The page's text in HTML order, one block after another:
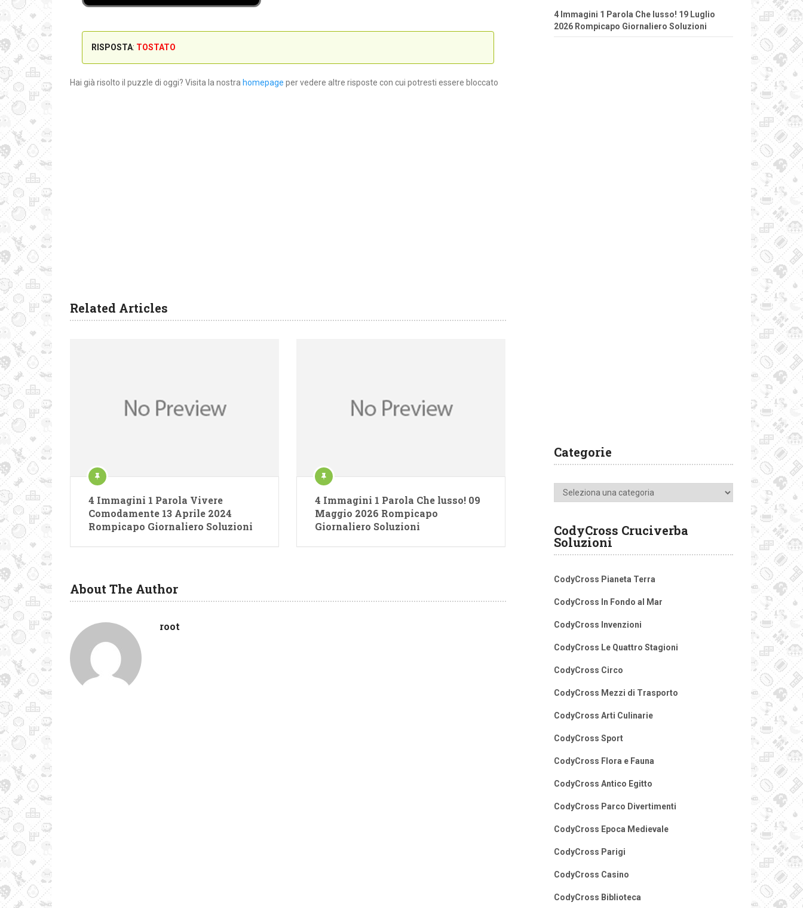
RISPOSTA: TOSTATO
Hai già risolto il puzzle di oggi? Visita la nostra homepage per vedere altre risposte con cui potresti essere bloccato
Related Articles
4 Immagini 1 Parola Vivere
Comodamente 13 Aprile 2024
Rompicapo Giornaliero Soluzioni
4 Immagini 1 Parola Che lusso! 09
Maggio 2026 Rompicapo
Giornaliero Soluzioni
About The Author
root
4 Immagini 1 Parola Che lusso! 19 Luglio
2026 Rompicapo Giornaliero Soluzioni
Categorie
Categorie
CodyCross Cruciverba
Soluzioni
CodyCross Pianeta Terra
CodyCross In Fondo al Mar
CodyCross Invenzioni
CodyCross Le Quattro Stagioni
CodyCross Circo
CodyCross Mezzi di Trasporto
CodyCross Arti Culinarie
CodyCross Sport
CodyCross Flora e Fauna
CodyCross Antico Egitto
CodyCross Parco Divertimenti
CodyCross Epoca Medievale
CodyCross Parigi
CodyCross Casino
CodyCross Biblioteca